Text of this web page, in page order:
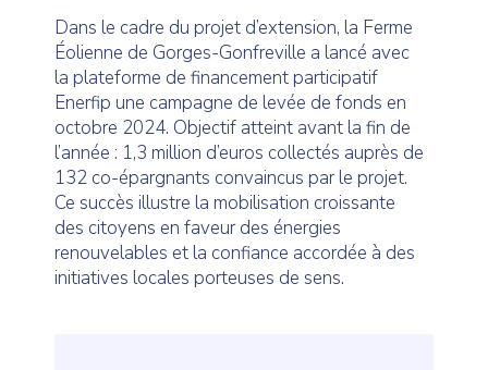
Dans le cadre du projet d’extension, la Ferme
Éolienne de Gorges-Gonfreville a lancé avec
la plateforme de financement participatif
Enerfip une campagne de levée de fonds en
octobre 2024. Objectif atteint avant la fin de
l’année : 1,3 million d’euros collectés auprès de
132 co-épargnants convaincus par le projet.
Ce succès illustre la mobilisation croissante
des citoyens en faveur des énergies
renouvelables et la confiance accordée à des
initiatives locales porteuses de sens.